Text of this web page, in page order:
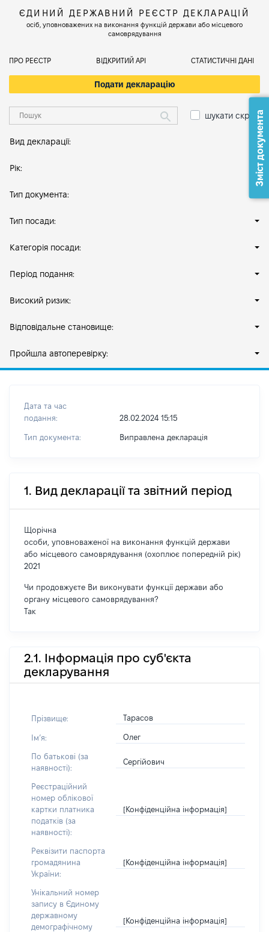
ЄДИНИЙ ДЕРЖАВНИЙ РЕЄСТР ДЕКЛАРАЦІЙ
осіб, уповноважених на виконання функцій держави або місцевого
самоврядування
ПРО РЕЄСТР ВІДКРИТИЙ АРІ СТАТИСТИЧНІ ДАНІ
Подати декларацію
шукати скрізь
Вид декларації:
Рік:
Тип документа:
Тип посади:
Категорія посади:
Період подання:
Високий ризик:
Відповідальне становище:
Пройшла автоперевірку:
Дата та час
подання:
28.02.2024 15:15
Тип документа: Виправлена декларація
1. Вид декларації та звітний період
Щорічна
особи, уповноваженої на виконання функцій держави
або місцевого самоврядування (охоплює попередній рік)
2021
Чи продовжуєте Ви виконувати функції держави або
органу місцевого самоврядування?
Так
2.1. Інформація про суб'єкта
декларування
Прізвище: Тарасов
Імʼя: Олег
По батькові (за
наявності):
Сергійович
Реєстраційний
номер облікової
картки платника
податків (за
наявності):
[Конфіденційна інформація]
Реквізити паспорта
громадянина
України:
[Конфіденційна інформація]
Унікальний номер
запису в Єдиному
державному
демографічному
[Конфіденційна інформація]
Зміст документа